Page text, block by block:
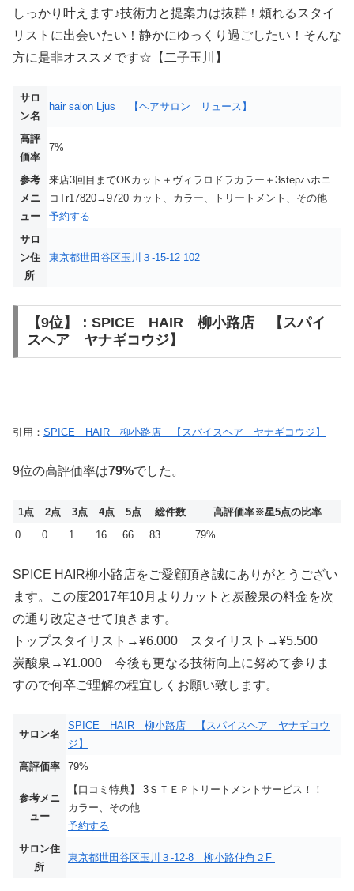
しっかり叶えます♪技術力と提案力は抜群！頼れるスタイ
リストに出会いたい！静かにゆっくり過ごしたい！そんな
方に是非オススメです☆【二子玉川】
サロ
ン名
hair salon Ljus 【ヘアサロン リュース】
高評
価率
7%
参考
メニ
ュー
来店3回目までOKカット＋ヴィラロドラカラー＋3stepハホニ
コTr17820→9720 カット、カラー、トリートメント、その他
予約する
サロ
ン住
所
東京都世田谷区玉川３-15-12 102
【9位】：SPICE HAIR 柳小路店 【スパイ
スヘア ヤナギコウジ】
引用： SPICE HAIR 柳小路店 【スパイスヘア ヤナギコウジ】
9位の高評価率は79%でした。
1点 2点 3点 4点 5点 総件数 高評価率※星5点の比率
0
0 1 16 66 83 79%
SPICE HAIR柳小路店をご愛顧頂き誠にありがとうござい
ます。この度2017年10月よりカットと炭酸泉の料金を次
の通り改定させて頂きます。
トップスタイリスト→¥6.000 スタイリスト→¥5.500
炭酸泉→¥1.000 今後も更なる技術向上に努めて参りま
すので何卒ご理解の程宜しくお願い致します。
サロン名
SPICE HAIR 柳小路店 【スパイスヘア ヤナギコウ
ジ】
高評価率
79%
参考メニ
ュー
【口コミ特典】 3ＳＴＥＰトリートメントサービス！！
カラー、その他
予約する
サロン住
所
東京都世田谷区玉川３-12-8 柳小路仲角２F